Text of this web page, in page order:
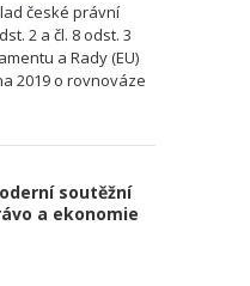
české právní
2 a čl. 8 odst. 3
a Rady (EU)
2019 o rovnováze
soutěžní
a ekonomie